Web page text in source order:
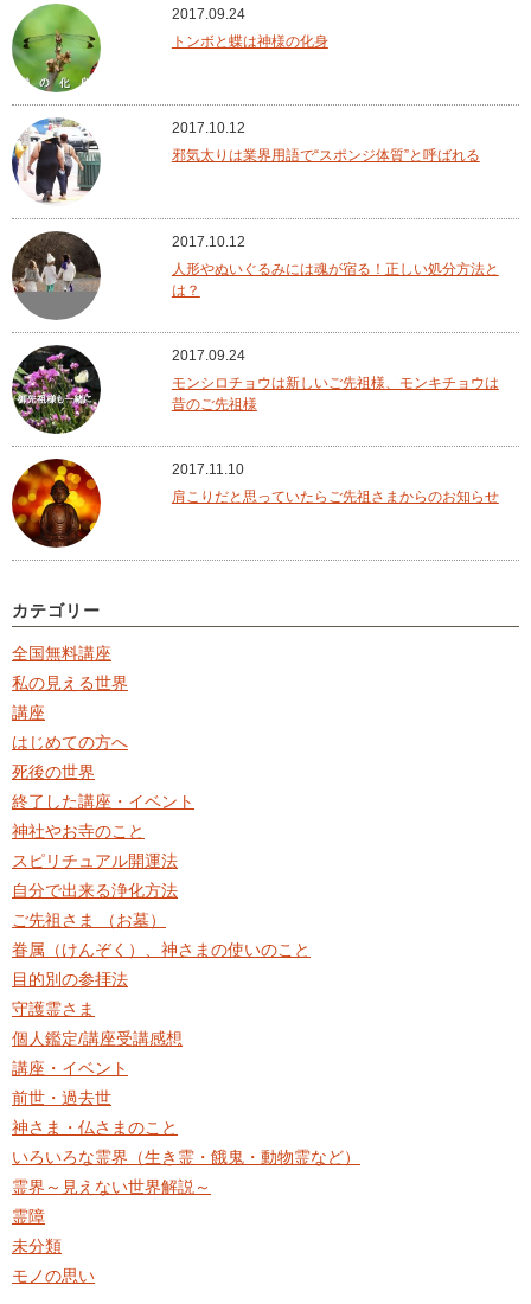
2017.09.24
トンボと蝶は神様の化身
2017.10.12
邪気太りは業界用語で“スポンジ体質”と呼ばれる
2017.10.12
人形やぬいぐるみには魂が宿る！正しい処分方法と
は？
2017.09.24
モンシロチョウは新しいご先祖様、モンキチョウは
昔のご先祖様
2017.11.10
肩こりだと思っていたらご先祖さまからのお知らせ
カテゴリー
全国無料講座
私の見える世界
講座
はじめての方へ
死後の世界
終了した講座・イベント
神社やお寺のこと
スピリチュアル開運法
自分で出来る浄化方法
ご先祖さま （お墓）
眷属（けんぞく）、神さまの使いのこと
目的別の参拝法
守護霊さま
個人鑑定/講座受講感想
講座・イベント
前世・過去世
神さま・仏さまのこと
いろいろな霊界（生き霊・餓鬼・動物霊など）
霊界～見えない世界解説～
霊障
未分類
モノの思い